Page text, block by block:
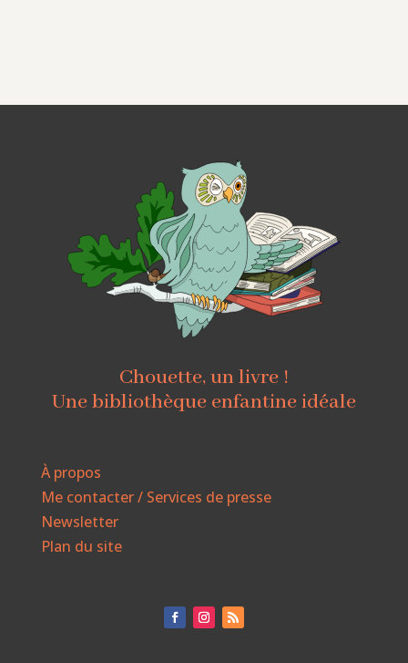
Chouette, un livre !
Une bibliothèque enfantine idéale
À propos
Me contacter / Services de presse
Newsletter
Plan du site